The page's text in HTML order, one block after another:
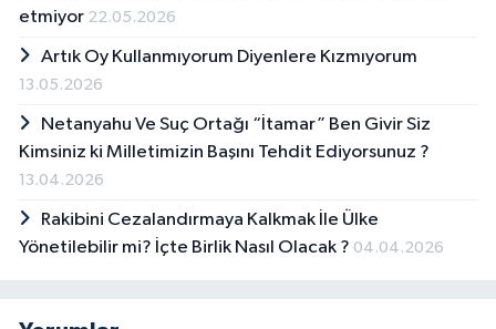
etmiyor 22.05.2026
Artık Oy Kullanmıyorum Diyenlere Kızmıyorum
13.05.2026
Netanyahu Ve Suç Ortağı “İtamar” Ben Givir Siz
Kimsiniz ki Milletimizin Başını Tehdit Ediyorsunuz ?
13.04.2026
Rakibini Cezalandırmaya Kalkmak İle Ülke
Yönetilebilir mi? İçte Birlik Nasıl Olacak ? 04.04.2026